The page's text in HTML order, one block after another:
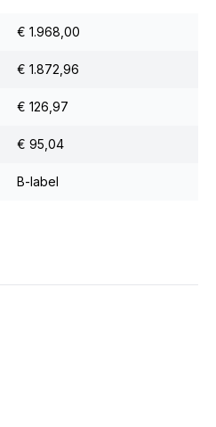
€ 1.968,00
€ 1.872,96
€ 126,97
€ 95,04
B-label